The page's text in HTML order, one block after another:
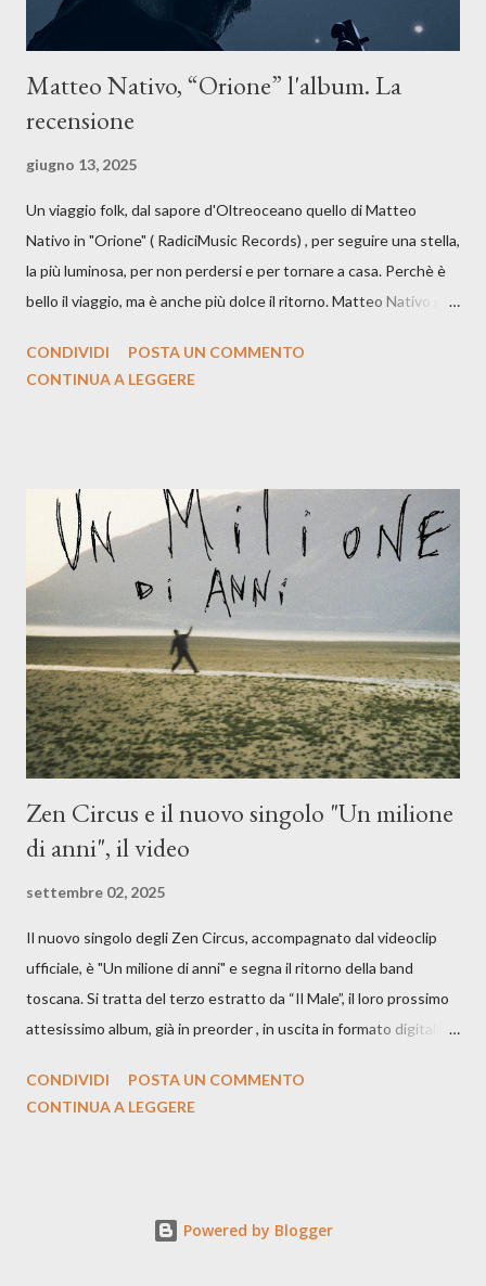
Matteo Nativo, “Orione” l'album. La
recensione
giugno 13, 2025
Un viaggio folk, dal sapore d'Oltreoceano quello di Matteo
Nativo in "Orione" ( RadiciMusic Records) , per seguire una stella,
la più luminosa, per non perdersi e per tornare a casa. Perchè è
bello il viaggio, ma è anche più dolce il ritorno. Matteo Nativo per
indubbiamente matura e consapevole oltre che con ottimi
Dicevamo. Ed è da qui che il nostro inizia questo concept
musicale, con " Che ora è" , raccontando la separazione dalla
moglie, del senso di sconfitta e del caldo afoso che opprime,
giusta condizione di sopraffazione: "Non so che ora è, che giorno
è, di questa estate che...". E' raro fare uscire come singolo una
cover, ma...
CONDIVIDI
POSTA UN COMMENTO
CONTINUA A LEGGERE
Zen Circus e il nuovo singolo "Un milione
di anni", il video
settembre 02, 2025
Il nuovo singolo degli Zen Circus, accompagnato dal videoclip
ufficiale, è "Un milione di anni" e segna il ritorno della band
toscana. Si tratta del terzo estratto da “Il Male”, il loro prossimo
attesissimo album, già in preorder , in uscita in formato digitale il
Records. GUARDA IL VIDEO: CREDITI Produced by A71
Alice Pedroletti, Ilaria Magliocchetti Lombi, Maria Radicchi,
CONDIVIDI
POSTA UN COMMENTO
CONTINUA A LEGGERE
Powered by Blogger